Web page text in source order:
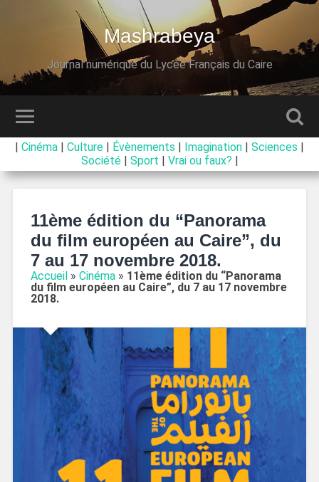
Mashrabeya
Journal numérique du Lycée Français du Caire
Cinéma Culture Évènements Imagination Sciences
Société| Sport Vrai ou faux?
11ème édition du “Panorama
du film européen au Caire”, du
7 au 17 novembre 2018.
Accueil» Cinéma» 11ème édition du “Panorama
du film européen au Caire”, du 7 au 17 novembre
2018.